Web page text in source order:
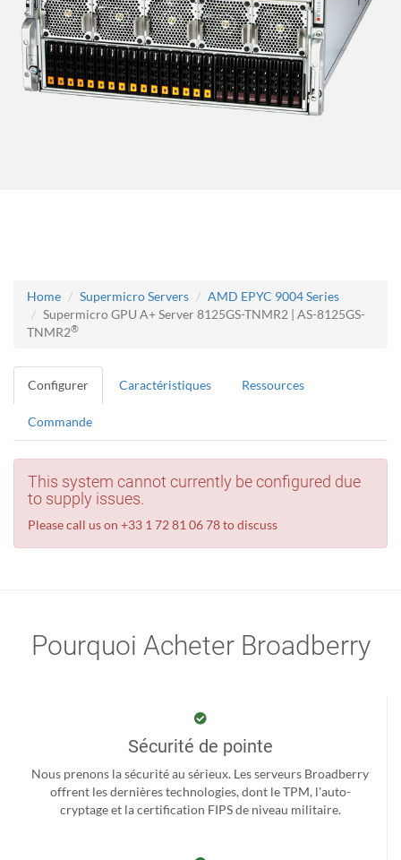
Home Supermicro Servers
AMD EPYC 9004 Series
Supermicro GPU A+ Server 8125GS-TNMR2 | AS-8125GS-
TNMR2®
Configurer Caractéristiques Ressources
Commande
This system cannot currently be configured due
to supply issues.
Please call us on +33 1 72 81 06 78 to discuss
Pourquoi Acheter Broadberry
Sécurité de pointe
Nous prenons la sécurité au sérieux. Les serveurs Broadberry
offrent les dernières technologies, dont le TPM, l'auto-
cryptage et la certification FIPS de niveau militaire.